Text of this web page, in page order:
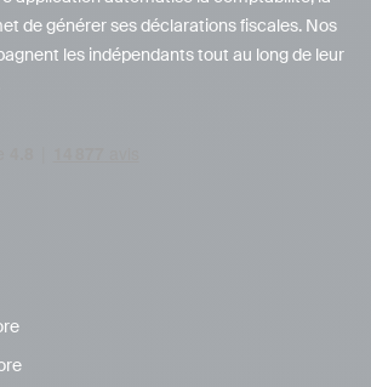
de générer ses déclarations fiscales. Nos
les indépendants tout au long de leur